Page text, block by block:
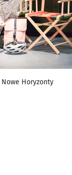
Horyzonty